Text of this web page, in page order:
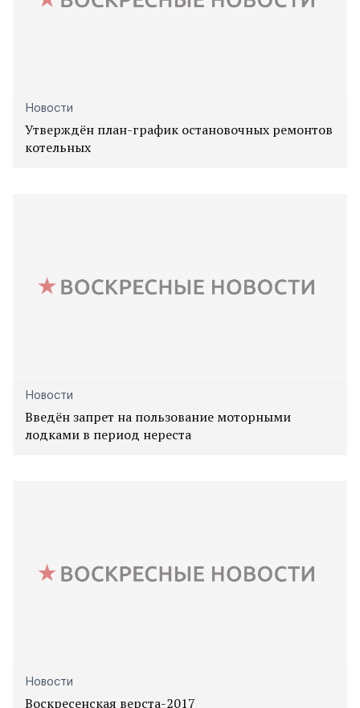
Новости
Утверждён план-график остановочных ремонтов
котельных
Новости
Введён запрет на пользование моторными
лодками в период нереста
Новости
Воскресенская верста-2017